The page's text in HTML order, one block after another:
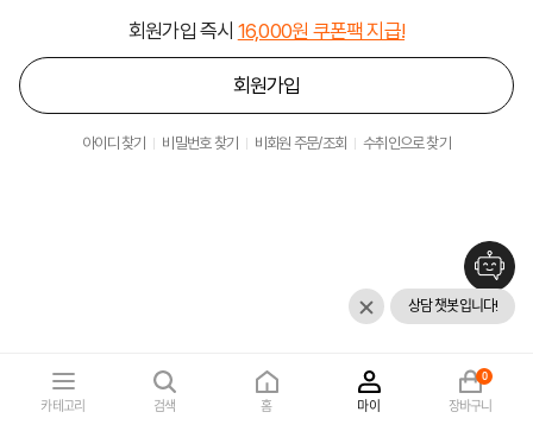
회원가입 즉시 16,000원 쿠폰팩 지급!
회원가입
아이디 찾기 비밀번호 찾기 비회원 주문/조회 수취인으로 찾기
카테고리 검색 홈 마이 장바구니
0
상담 챗봇입니다!